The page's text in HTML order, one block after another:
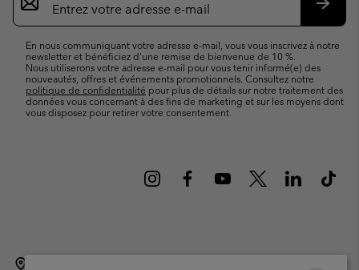
par
e-
En nous communiquant votre adresse e-mail, vous vous inscrivez à notre
newsletter et bénéficiez d’une remise de bienvenue de 10 %.
Nous utiliserons votre adresse e-mail pour vous tenir informé(e) des
nouveautés, offres et événements promotionnels. Consultez notre
politique de confidentialité pour plus de détails sur notre traitement des
données vous concernant à des fins de marketing et sur les moyens dont
vous disposez pour retirer votre consentement.